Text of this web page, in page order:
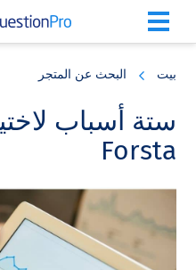
بيت البحث عن المتجر
ستة أسباب
Forsta